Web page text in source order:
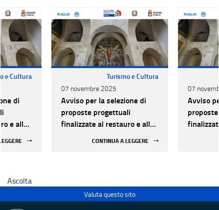
e Cultura
di
e alla
Turismo e Cultura
07 novembre 2025
Avviso per la selezione di
proposte progettuali
finalizzate al restauro e alla
CONTINUA A LEGGERE
07
Avviso
Ascolta
Valuta questo sito